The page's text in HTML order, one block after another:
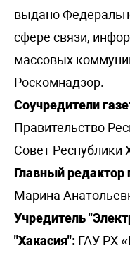
выдано
сфере связи,
массовых
Роскомнадзор.
Соучредители
Правительство
Совет Республики
Главный редактор
Марина
Учредитель
"Хакасия": ГАУ РХ